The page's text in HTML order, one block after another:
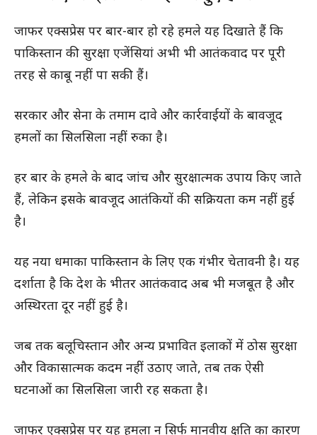
जाफर एक्सप्रेस पर बार-बार हो रहे हमले यह दिखाते हैं कि
पाकिस्तान की सुरक्षा एजेंसियां अभी भी आतंकवाद पर पूरी
तरह से काबू नहीं पा सकी हैं।
सरकार और सेना के तमाम दावे और कार्रवाईयों के बावजूद
हमलों का सिलसिला नहीं रुका है।
हर बार के हमले के बाद जांच और सुरक्षात्मक उपाय किए जाते
हैं, लेकिन इसके बावजूद आतंकियों की सक्रियता कम नहीं हुई
है।
यह नया धमाका पाकिस्तान के लिए एक गंभीर चेतावनी है। यह
दर्शाता है कि देश के भीतर आतंकवाद अब भी मजबूत है और
अस्थिरता दूर नहीं हुई है।
जब तक बलूचिस्तान और अन्य प्रभावित इलाकों में ठोस सुरक्षा
और विकासात्मक कदम नहीं उठाए जाते, तब तक ऐसी
घटनाओं का सिलसिला जारी रह सकता है।
जाफर एक्सप्रेस पर यह हमला न सिर्फ मानवीय क्षति का कारण